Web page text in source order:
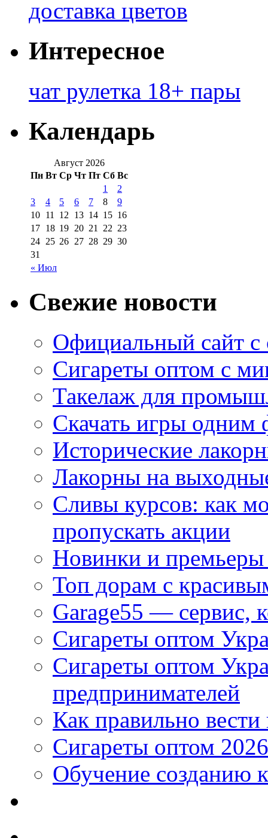
доставка цветов
Интересное
чат рулетка 18+ пары
Календарь
Август 2026
Пн Вт Ср Чт Пт Сб Вс
« Июл
1
2
3
4 5 6 7 8
9
10 11 12 13 14 15 16
17 18 19 20 21 22 23
24 25 26 27 28 29 30
31
Свежие новости
Официальный сайт
Сигареты оптом с
Такелаж для
Скачать игры одним
Исторические
Лакорны на
Сливы курсов: как
пропускать акции
Новинки и
Топ дорам с
Garage55 — сервис,
Сигареты оптом
Сигареты оптом
предпринимателей
Как правильно
Сигареты оптом
Обучение созданию